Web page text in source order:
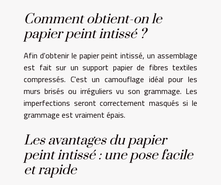
Comment obtient-on le
papier peint intissé ?
Afin d'obtenir le papier peint intissé, un assemblage
est fait sur un support papier de fibres textiles
compressés. C'est un camouflage idéal pour les
murs brisés ou irréguliers vu son grammage. Les
imperfections seront correctement masqués si le
grammage est vraiment épais.
Les avantages du papier
peint intissé : une pose facile
et rapide